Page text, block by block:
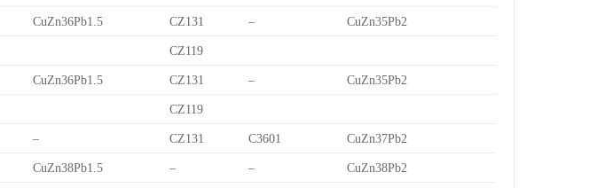
CuZn36Pb1.5 CZ131 – CuZn35Pb2
CZ119
CuZn36Pb1.5 CZ131 – CuZn35Pb2
CZ119
– CZ131 C3601 CuZn37Pb2
CuZn38Pb1.5 – – CuZn38Pb2